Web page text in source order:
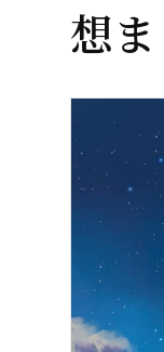
想